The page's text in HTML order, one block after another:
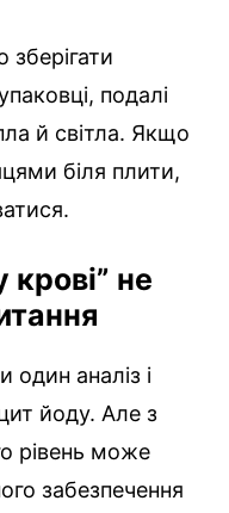
подалі
й світла. Якщо
біля плити,
крові” не
один аналіз і
йоду. Але з
рівень може
забезпечення